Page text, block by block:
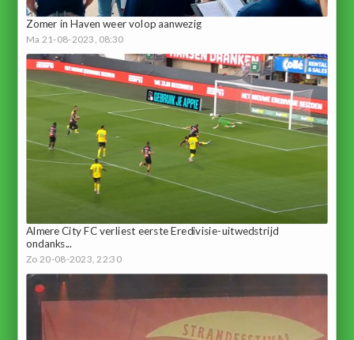
Zomer in Haven weer volop aanwezig
Ma 21-08-2023, 08:30
Almere City FC verliest eerste Eredivisie-uitwedstrijd
ondanks...
Zo 20-08-2023, 22:30